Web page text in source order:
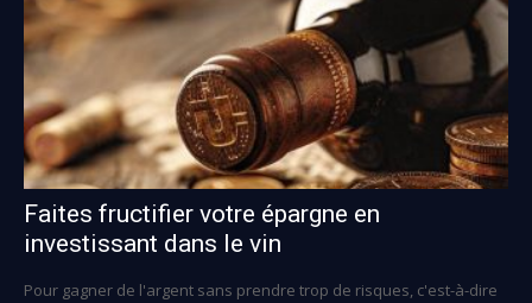
Faites fructifier votre épargne en
investissant dans le vin
Pour gagner de l'argent sans prendre trop de risques, c'est-à-dire